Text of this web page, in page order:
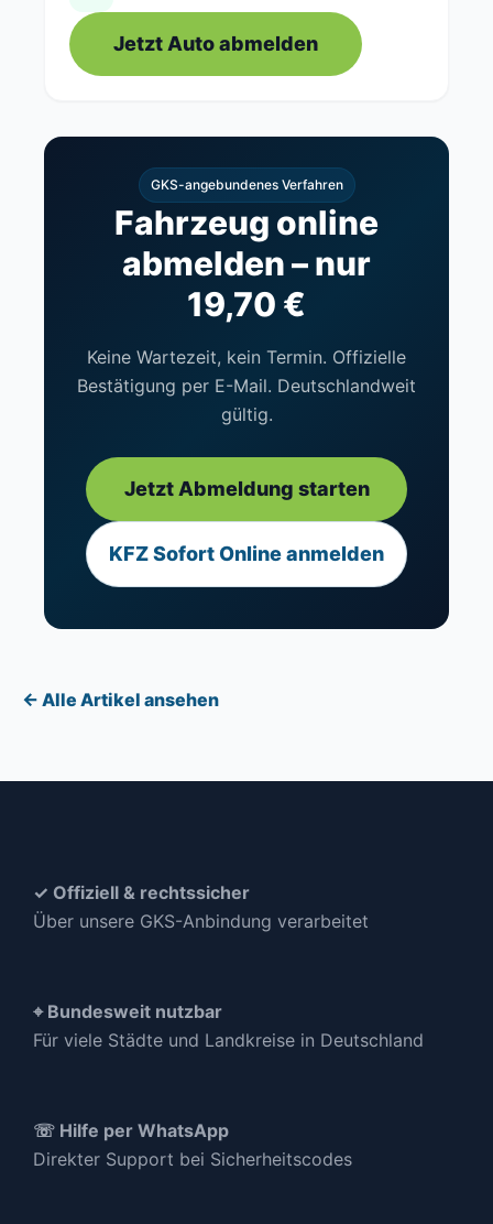
Jetzt Auto abmelden
GKS-angebundenes Verfahren
Fahrzeug online
abmelden – nur
19,70 €
Keine Wartezeit, kein Termin. Offizielle
Bestätigung per E-Mail. Deutschlandweit
gültig.
Jetzt Abmeldung starten
KFZ Sofort Online anmelden
← Alle Artikel ansehen
✓ Offiziell & rechtssicher
Über unsere GKS-Anbindung verarbeitet
⌖ Bundesweit nutzbar
Für viele Städte und Landkreise in Deutschland
☏ Hilfe per WhatsApp
Direkter Support bei Sicherheitscodes